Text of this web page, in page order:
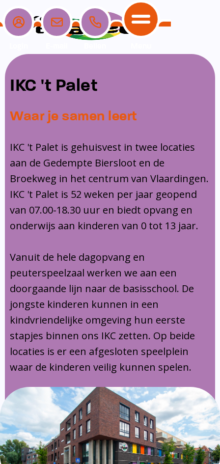
Home
School
Ons team
Schoolgids
Leerlingenzorg
Privacy
Vakanties en lesvrije dagen
Ouders
Ouders
Overblijf
Ouderraad
Medezeggenschapsraad
Klachtenregeling
Opvang
Opvang
Peuterspeelzaal
Buitenschoolse opvang
Communicatie
Communicatie
Contact
IKC 't Palet
Waar je samen leert
IKC 't Palet is gehuisvest in twee locaties
aan de Gedempte Biersloot en de
Broekweg in het centrum van Vlaardingen.
IKC 't Palet is 52 weken per jaar geopend
van 07.00-18.30 uur en biedt opvang en
onderwijs aan kinderen van 0 tot 13 jaar.
Vanuit de hele dagopvang en
peuterspeelzaal werken we aan een
doorgaande lijn naar de basisschool. De
jongste kinderen kunnen in een
kindvriendelijke omgeving hun eerste
stapjes binnen ons IKC zetten. Op beide
locaties is er een afgesloten speelplein
waar de kinderen veilig kunnen spelen.